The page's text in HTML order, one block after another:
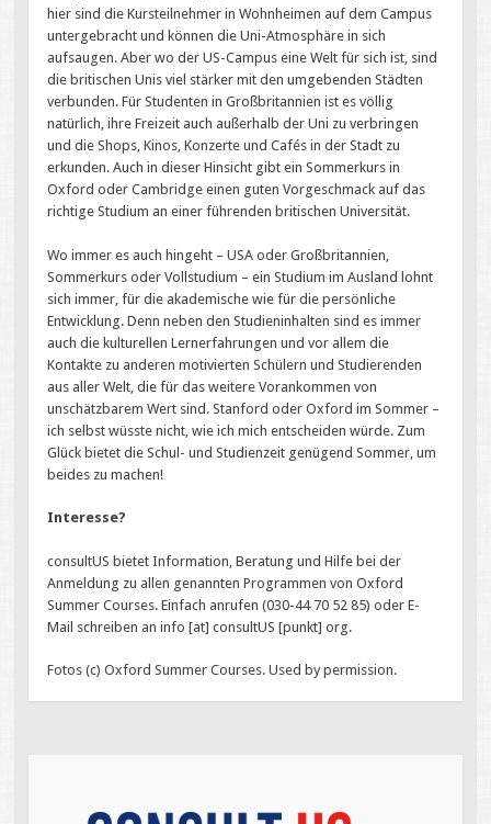
hier sind die Kursteilnehmer in Wohnheimen auf dem Campus
untergebracht und können die Uni-Atmosphäre in sich
aufsaugen. Aber wo der US-Campus eine Welt für sich ist, sind
die britischen Unis viel stärker mit den umgebenden Städten
verbunden. Für Studenten in Großbritannien ist es völlig
natürlich, ihre Freizeit auch außerhalb der Uni zu verbringen
und die Shops, Kinos, Konzerte und Cafés in der Stadt zu
erkunden. Auch in dieser Hinsicht gibt ein Sommerkurs in
Oxford oder Cambridge einen guten Vorgeschmack auf das
richtige Studium an einer führenden britischen Universität.
Wo immer es auch hingeht – USA oder Großbritannien,
Sommerkurs oder Vollstudium – ein Studium im Ausland lohnt
sich immer, für die akademische wie für die persönliche
Entwicklung. Denn neben den Studieninhalten sind es immer
auch die kulturellen Lernerfahrungen und vor allem die
Kontakte zu anderen motivierten Schülern und Studierenden
aus aller Welt, die für das weitere Vorankommen von
unschätzbarem Wert sind. Stanford oder Oxford im Sommer –
ich selbst wüsste nicht, wie ich mich entscheiden würde. Zum
Glück bietet die Schul- und Studienzeit genügend Sommer, um
beides zu machen!
Interesse?
consultUS bietet Information, Beratung und Hilfe bei der
Anmeldung zu allen genannten Programmen von Oxford
Summer Courses. Einfach anrufen (030-44 70 52 85) oder E-
Mail schreiben an info [at] consultUS [punkt] org.
Fotos (c) Oxford Summer Courses. Used by permission.